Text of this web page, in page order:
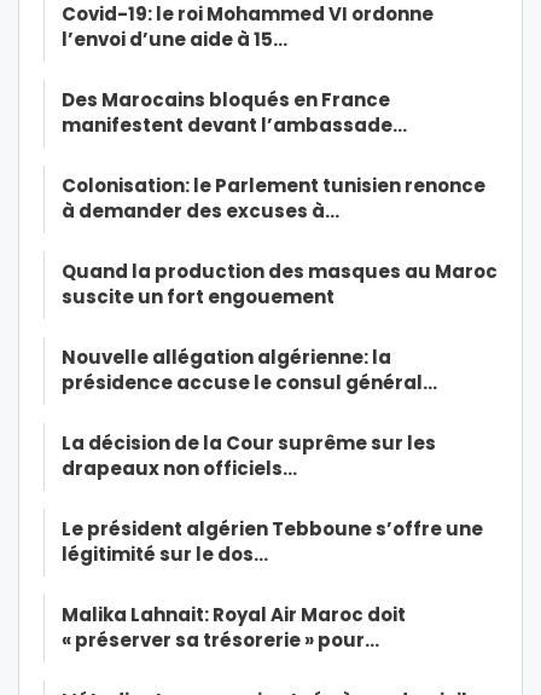
Covid-19: le roi Mohammed VI ordonne
l’envoi d’une aide à 15…
Des Marocains bloqués en France
manifestent devant l’ambassade…
Colonisation: le Parlement tunisien renonce
à demander des excuses à…
Quand la production des masques au Maroc
suscite un fort engouement
Nouvelle allégation algérienne: la
présidence accuse le consul général…
La décision de la Cour suprême sur les
drapeaux non officiels…
Le président algérien Tebboune s’offre une
légitimité sur le dos…
Malika Lahnait: Royal Air Maroc doit
« préserver sa trésorerie » pour…